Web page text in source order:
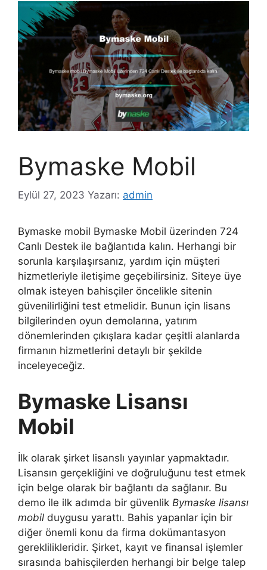
Bymaske Mobil
Eylül 27, 2023 Yazarı: admin
Bymaske mobil Bymaske Mobil üzerinden 724
Canlı Destek ile bağlantıda kalın. Herhangi bir
sorunla karşılaşırsanız, yardım için müşteri
hizmetleriyle iletişime geçebilirsiniz. Siteye üye
olmak isteyen bahisçiler öncelikle sitenin
güvenilirliğini test etmelidir. Bunun için lisans
bilgilerinden oyun demolarına, yatırım
dönemlerinden çıkışlara kadar çeşitli alanlarda
firmanın hizmetlerini detaylı bir şekilde
inceleyeceğiz.
Bymaske Lisansı
Mobil
İlk olarak şirket lisanslı yayınlar yapmaktadır.
Lisansın gerçekliğini ve doğruluğunu test etmek
için belge olarak bir bağlantı da sağlanır. Bu
demo ile ilk adımda bir güvenlik Bymaske lisansı
mobil duygusu yarattı. Bahis yapanlar için bir
diğer önemli konu da firma dokümantasyon
gereklilikleridir. Şirket, kayıt ve finansal işlemler
sırasında bahisçilerden herhangi bir belge talep